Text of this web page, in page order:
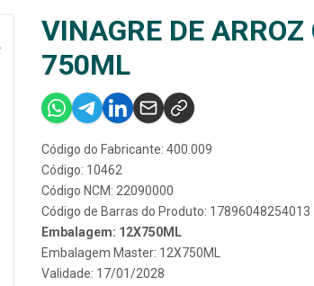
VINAGRE DE ARROZ
750ML
Código do Fabricante: 400.009
Código: 10462
Código NCM: 22090000
Código de Barras do Produto: 17896048254013
Embalagem: 12X750ML
Embalagem Master: 12X750ML
Validade: 17/01/2028